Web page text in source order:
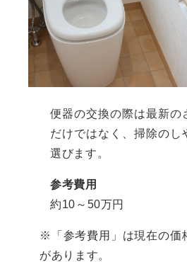
便器の交換の際は最新の
だけではなく、掃除のし
選びます。
参考費用
約10～50万円
※「参考費用」は現在の価
があります。